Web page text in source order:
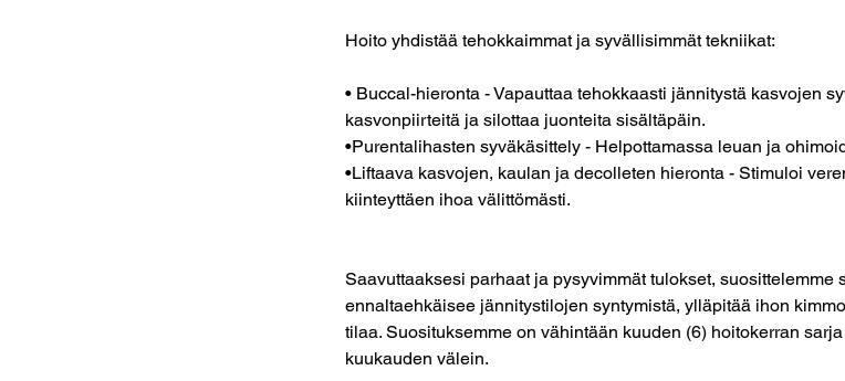
Hoito yhdistää tehokkaimmat ja syvällisimmät tekniikat:
• Buccal-hieronta - Vapauttaa tehokkaasti jännitystä kasvojen
kasvonpiirteitä ja silottaa juonteita sisältäpäin.
•Purentalihasten syväkäsittely - Helpottamassa leuan ja
•Liftaava kasvojen, kaulan ja decolleten hieronta - Stimuloi
kiinteyttäen ihoa välittömästi.
Saavuttaaksesi parhaat ja pysyvimmät tulokset, suosittelemme
ennaltaehkäisee jännitystilojen syntymistä, ylläpitää ihon
tilaa. Suosituksemme on vähintään kuuden (6) hoitokerran
kuukauden välein.